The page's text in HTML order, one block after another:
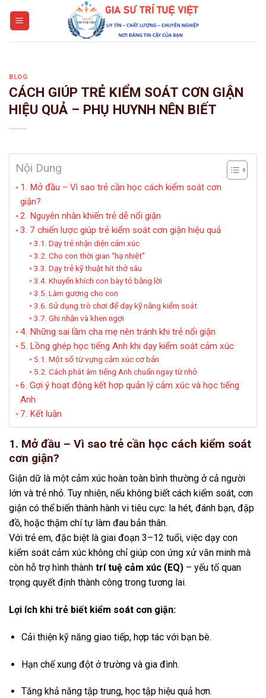
BLOG
CÁCH GIÚP TRẺ KIỂM SOÁT CƠN GIẬN
HIỆU QUẢ – PHỤ HUYNH NÊN BIẾT
Nội Dung
1. Mở đầu – Vì sao trẻ cần học cách kiểm soát cơn
giận?
2. Nguyên nhân khiến trẻ dễ nổi giận
3. 7 chiến lược giúp trẻ kiểm soát cơn giận hiệu quả
3.1. Dạy trẻ nhận diện cảm xúc
3.2. Cho con thời gian “hạ nhiệt”
3.3. Dạy trẻ kỹ thuật hít thở sâu
3.4. Khuyến khích con bày tỏ bằng lời
3.5. Làm gương cho con
3.6. Sử dụng trò chơi để dạy kỹ năng kiểm soát
3.7. Ghi nhận và khen ngợi
4. Những sai lầm cha mẹ nên tránh khi trẻ nổi giận
5. Lồng ghép học tiếng Anh khi dạy kiểm soát cảm xúc
5.1. Một số từ vựng cảm xúc cơ bản
5.2. Cách phát âm tiếng Anh chuẩn ngay từ nhỏ
6. Gợi ý hoạt động kết hợp quản lý cảm xúc và học tiếng
Anh
7. Kết luận
1. Mở đầu – Vì sao trẻ cần học cách kiểm soát
cơn giận?
Giận dữ là một cảm xúc hoàn toàn bình thường ở cả người
lớn và trẻ nhỏ. Tuy nhiên, nếu không biết cách kiểm soát, cơn
giận có thể biến thành hành vi tiêu cực: la hét, đánh bạn, đập
đồ, hoặc thậm chí tự làm đau bản thân.
Với trẻ em, đặc biệt là giai đoạn 3–12 tuổi, việc dạy con
kiểm soát cảm xúc không chỉ giúp con ứng xử văn minh mà
còn hỗ trợ hình thành trí tuệ cảm xúc (EQ) – yếu tố quan
trọng quyết định thành công trong tương lai.
Lợi ích khi trẻ biết kiểm soát cơn giận:
Cải thiện kỹ năng giao tiếp, hợp tác với bạn bè.
Hạn chế xung đột ở trường và gia đình.
Tăng khả năng tập trung, học tập hiệu quả hơn.